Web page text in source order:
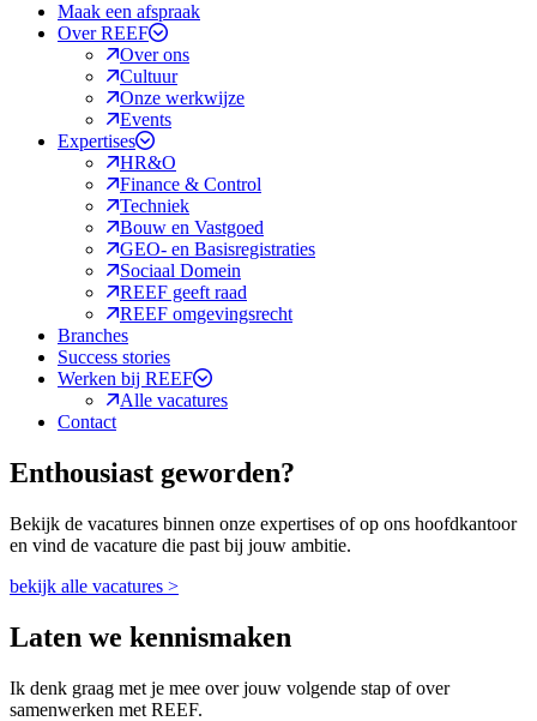
Maak een afspraak
Over REEF
Over ons
Cultuur
Onze werkwijze
Events
Expertises
HR&O
Finance & Control
Techniek
Bouw en Vastgoed
GEO- en Basisregistraties
Sociaal Domein
REEF geeft raad
REEF omgevingsrecht
Branches
Success stories
Werken bij REEF
Alle vacatures
Contact
Enthousiast geworden?
Bekijk de vacatures binnen onze expertises of op ons hoofdkantoor
en vind de vacature die past bij jouw ambitie.
bekijk alle vacatures >
Laten we kennismaken
Ik denk graag met je mee over jouw volgende stap of over
samenwerken met REEF.